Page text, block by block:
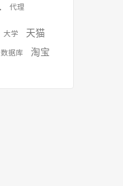
代理
大学
天猫
数据库
淘宝